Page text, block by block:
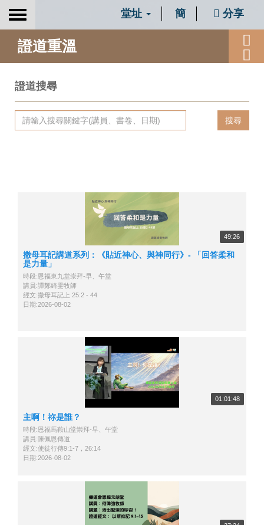
Toggle
堂址 簡 分享
證道重溫
證道搜尋
搜尋
49:26
撒母耳記講道系列：《貼近神心、與神同行》- 「回答柔和
是力量」
時段:恩福東九堂崇拜-早、午堂
講員:譚鄭綺雯牧師
經文:撒母耳記上 25:2 - 44
日期:2026-08-02
01:01:48
主啊！祢是誰？
時段:恩福馬鞍山堂崇拜-早、午堂
講員:陳佩恩傳道
經文:使徒行傳9:1-7，26:14
日期:2026-08-02